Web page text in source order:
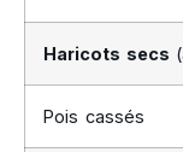
Haricots secs
Pois cassés